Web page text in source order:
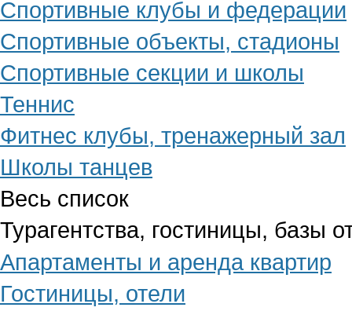
Спортивные клубы и федерации
Спортивные объекты, стадионы
Спортивные секции и школы
Теннис
Фитнес клубы, тренажерный зал
Школы танцев
Весь список
Турагентства, гостиницы, базы
Апартаменты и аренда квартир
Гостиницы, отели